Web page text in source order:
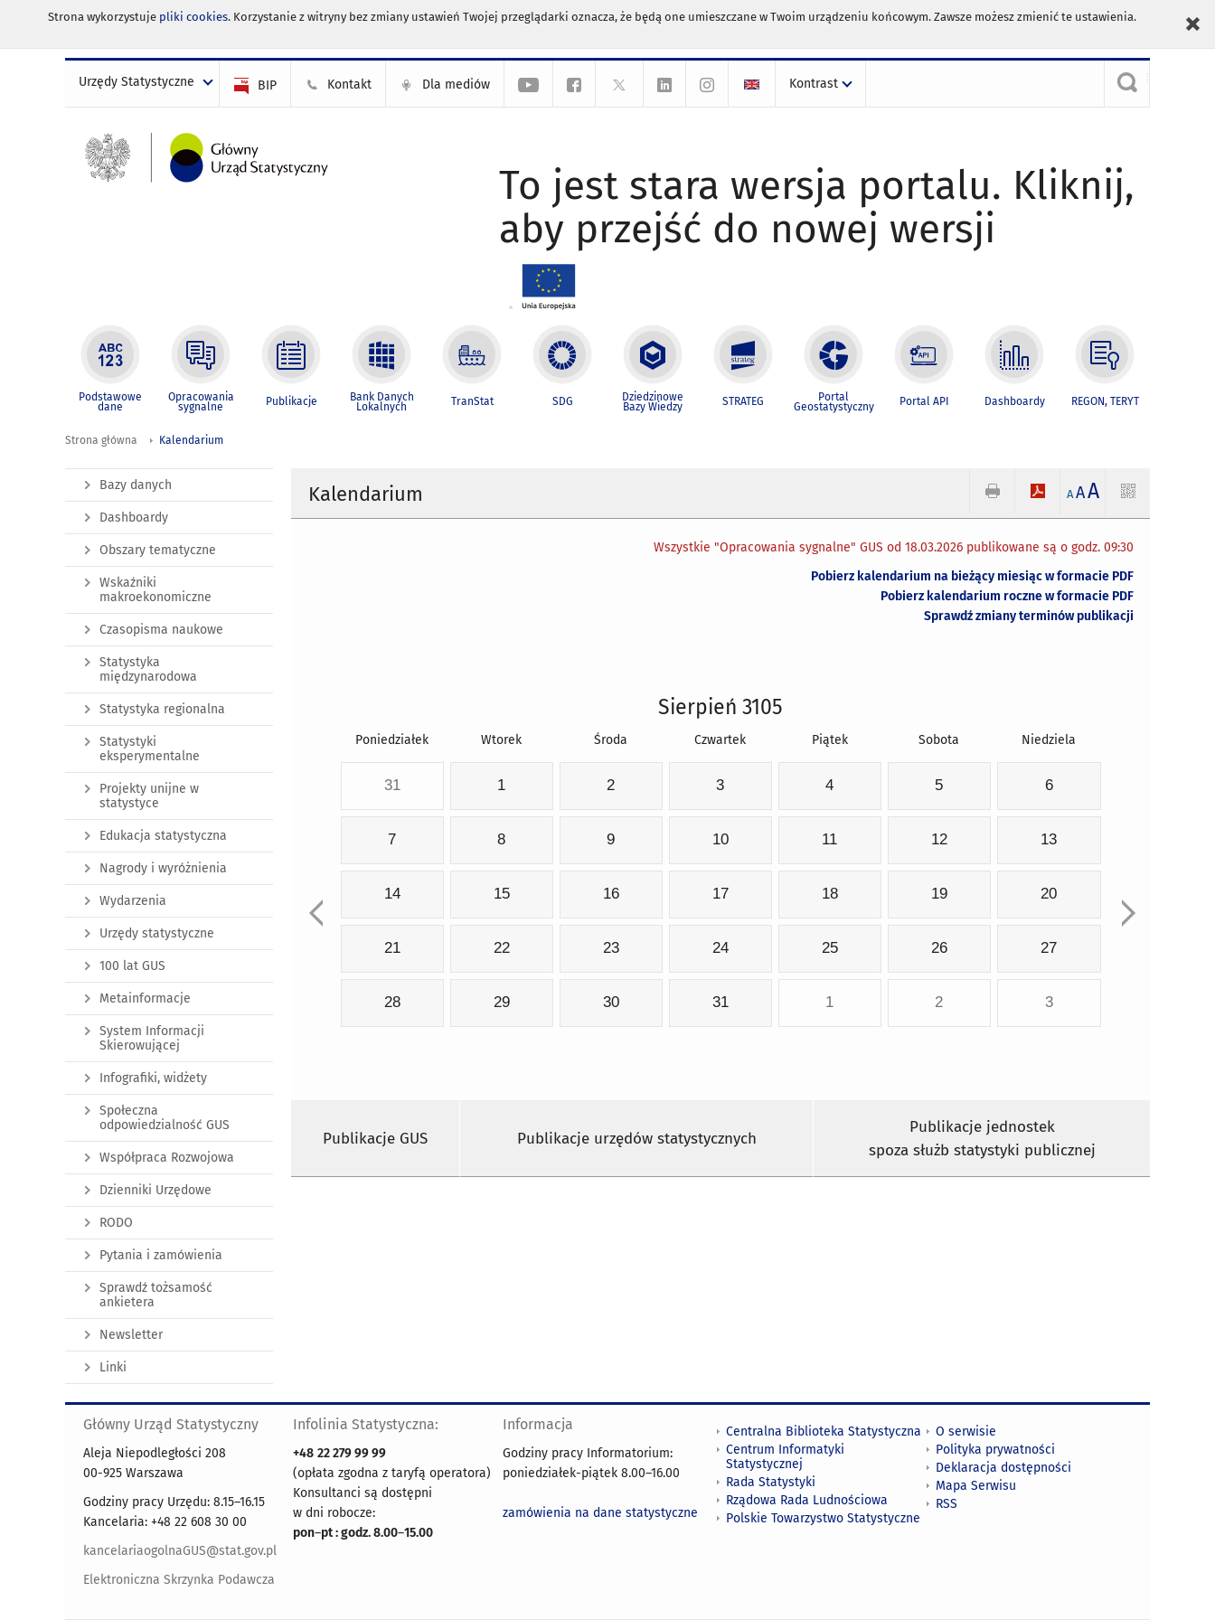
Strona wykorzystuje pliki cookies. Korzystanie z witryny bez zmiany ustawień Twojej przeglądarki oznacza, że będą one umieszczane w Twoim urządzeniu końcowym. Zawsze możesz zmienić te ustawienia.
Urzędy Statystyczne BIP Kontakt Dla mediów Kontrast
To jest stara wersja portalu. Kliknij,
aby przejść do nowej wersji
Podstawowe
dane
Opracowania
sygnalne Publikacje Bank Danych
Lokalnych TranStat SDG Dziedzinowe
Bazy Wiedzy STRATEG Portal
Geostatystyczny Portal API Dashboardy REGON, TERYT
Strona główna Kalendarium
Kalendarium A AA
Wszystkie "Opracowania sygnalne" GUS od 18.03.2026 publikowane są o godz. 09:30
Pobierz kalendarium na bieżący miesiąc w formacie PDF
Pobierz kalendarium roczne w formacie PDF
Sprawdź zmiany terminów publikacji
Sierpień 3105
Poniedziałek Wtorek Środa Czwartek Piątek Sobota Niedziela
31 1 2 3 4 5 6
7 8 9 10 11 12 13
14 15 16 17 18 19 20
21 22 23 24 25 26 27
28 29 30 31 1 2 3
Publikacje GUS Publikacje urzędów statystycznych
Publikacje jednostek
spoza służb statystyki publicznej
Bazy danych
Dashboardy
Obszary tematyczne
Wskaźniki
makroekonomiczne
Czasopisma naukowe
Statystyka
międzynarodowa
Statystyka regionalna
Statystyki
eksperymentalne
Projekty unijne w
statystyce
Edukacja statystyczna
Nagrody i wyróżnienia
Wydarzenia
Urzędy statystyczne
100 lat GUS
Metainformacje
System Informacji
Skierowującej
Infografiki, widżety
Społeczna
odpowiedzialność GUS
Współpraca Rozwojowa
Dzienniki Urzędowe
RODO
Pytania i zamówienia
Sprawdź tożsamość
ankietera
Newsletter
Linki
Główny Urząd Statystyczny
Aleja Niepodległości 208
00-925 Warszawa
Godziny pracy Urzędu: 8.15–16.15
Kancelaria: +48 22 608 30 00
kancelariaogolnaGUS@stat.gov.pl
Elektroniczna Skrzynka Podawcza
Infolinia Statystyczna:
+48 22 279 99 99
(opłata zgodna z taryfą operatora)
Konsultanci są dostępni
w dni robocze:
pon–pt : godz. 8.00–15.00
Informacja
Godziny pracy Informatorium:
poniedziałek-piątek 8.00–16.00
zamówienia na dane statystyczne
Centralna Biblioteka Statystyczna
Centrum Informatyki
Statystycznej
Rada Statystyki
Rządowa Rada Ludnościowa
Polskie Towarzystwo Statystyczne
O serwisie
Polityka prywatności
Deklaracja dostępności
Mapa Serwisu
RSS